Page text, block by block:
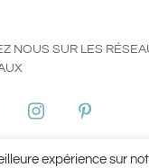
NOUS SUR LES
2022Conditions
expérience sur